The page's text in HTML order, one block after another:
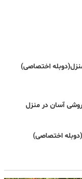
اختصاصی)
آسان در منزل
اختصاصی)